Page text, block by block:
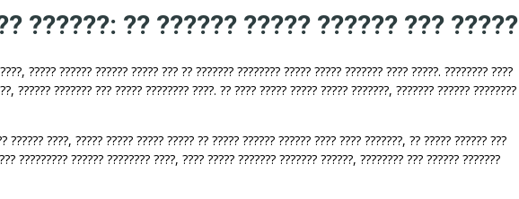
??????: ?? ?????? ????? ?????? ??? ?????
????? ?????? ?????? ????? ??? ?? ??????? ???????? ????? ????? ??????? ???? ?????. ???????? ????
?????? ??????? ??? ????? ???????? ????. ?? ???? ????? ????? ????? ???????, ??????? ?????? ????????
?????? ????, ????? ????? ????? ????? ?? ????? ?????? ?????? ???? ???? ???????, ?? ????? ?????? ???
????????? ?????? ???????? ????, ???? ????? ??????? ??????? ??????, ???????? ??? ?????? ???????